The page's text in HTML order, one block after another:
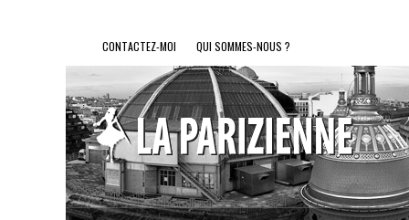
CONTACTEZ-MOI QUI SOMMES-NOUS ?